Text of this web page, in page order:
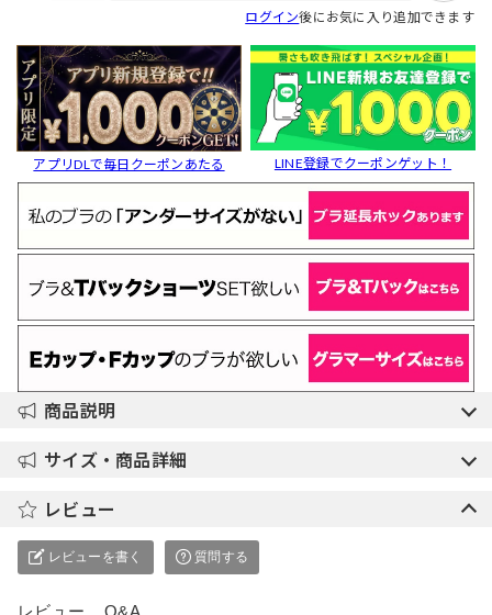
ログイン後にお気に入り追加できます
アプリDLで毎日クーポンあたる LINE登録でクーポンゲット！
商品説明
サイズ・商品詳細
レビュー
レビューを書く 質問する